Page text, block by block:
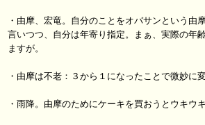
・由摩、宏竜。自分のことをオバサンという由
言いつつ、自分は年寄り指定。まぁ、実際の年
ますが。
・由摩は不老：３から１になったことで微妙に変